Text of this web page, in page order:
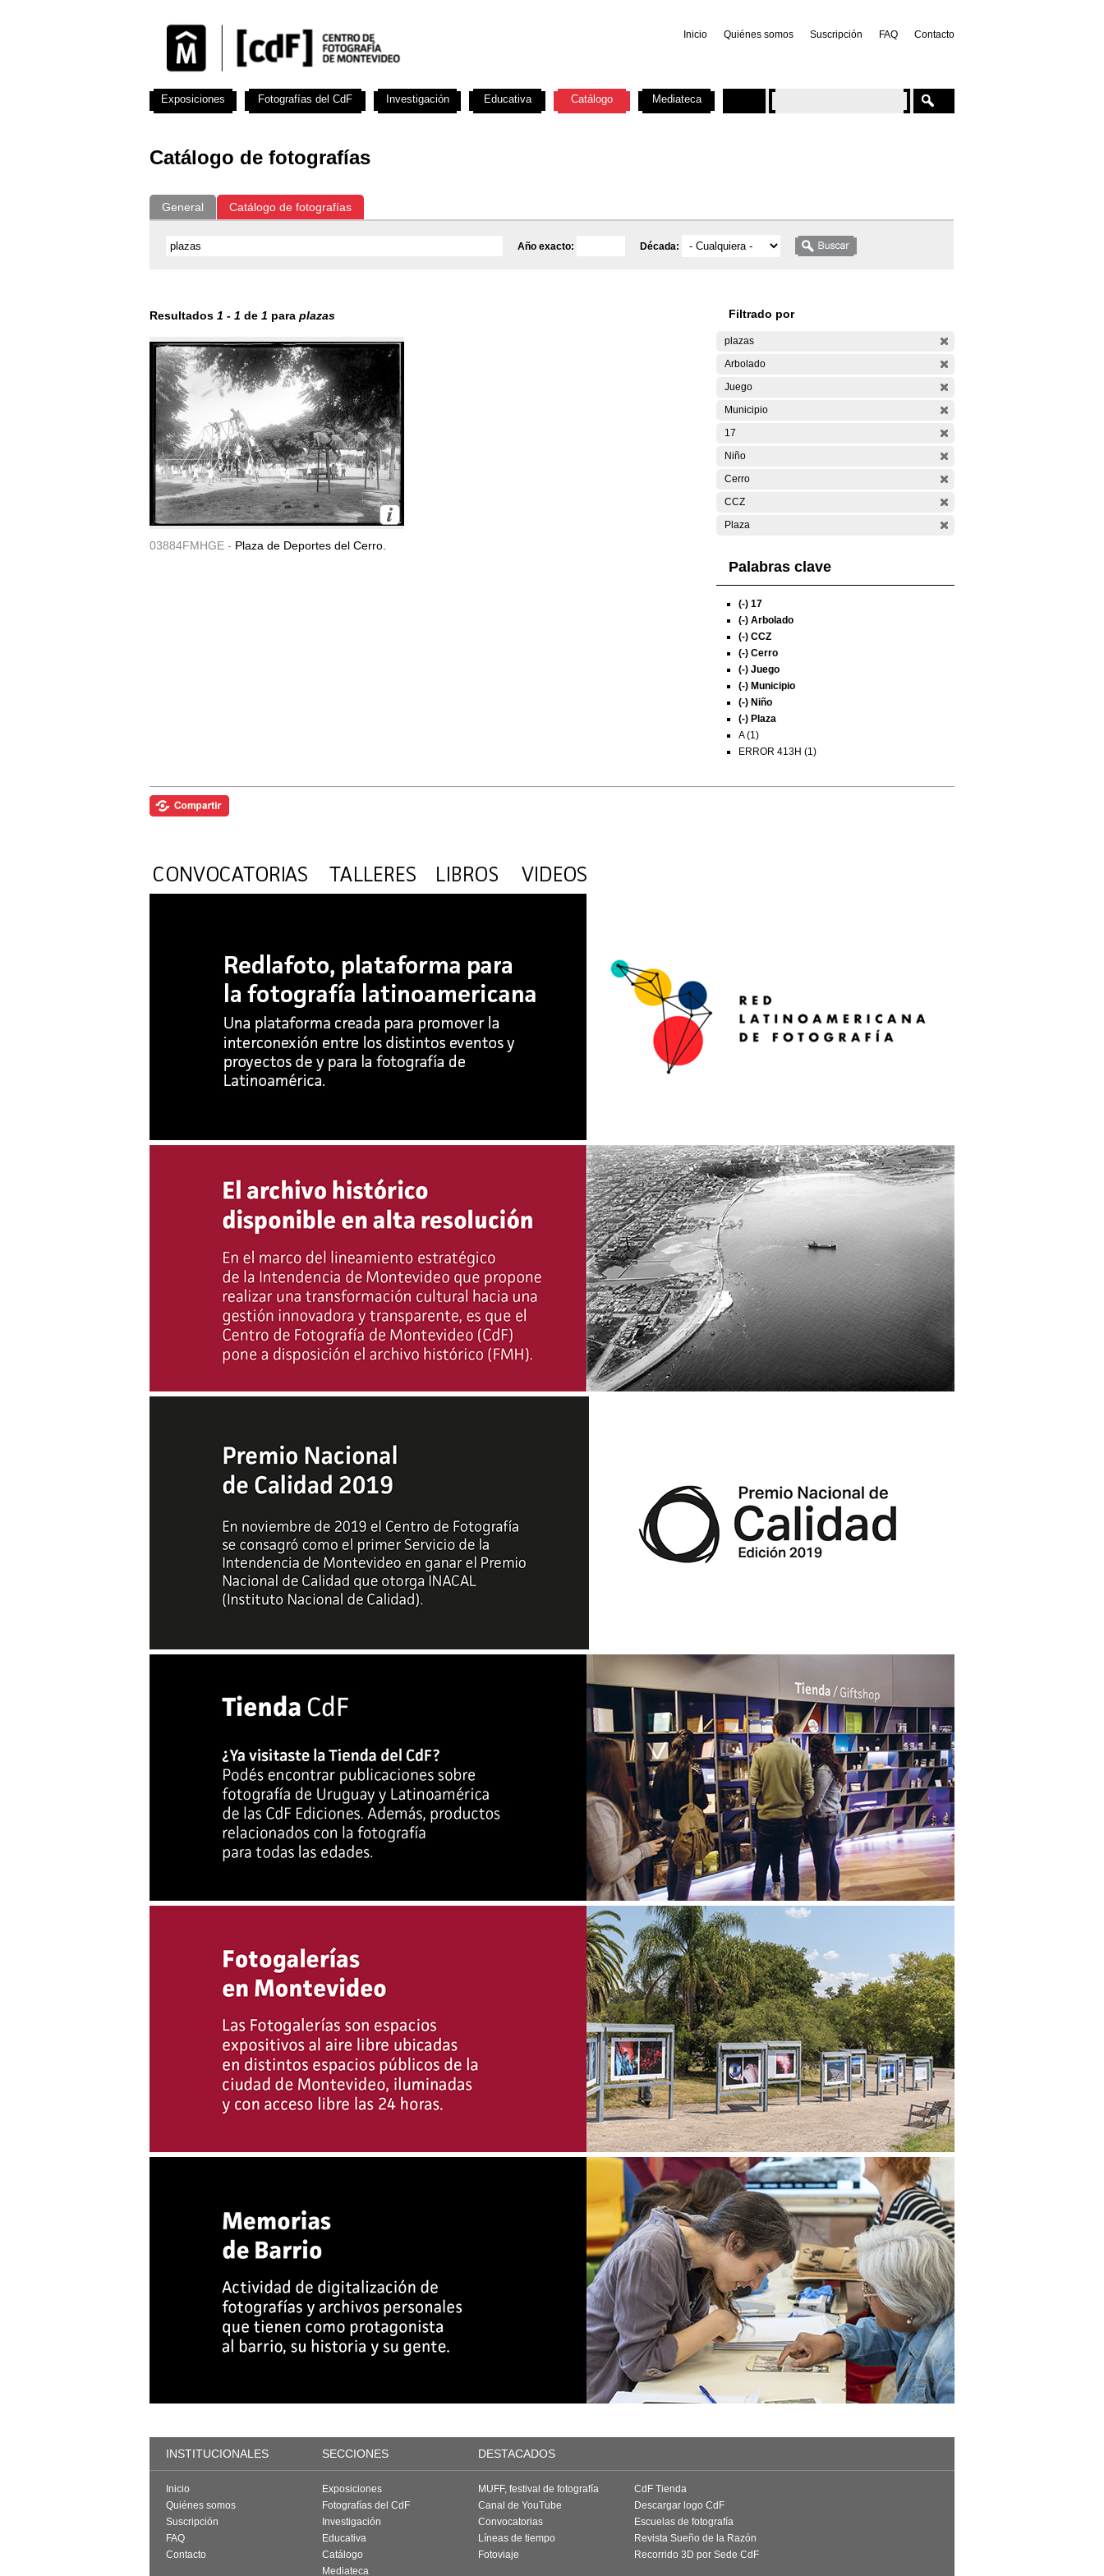
Inicio Quiénes somos Suscripción FAQ Contacto
Catálogo de fotografías
General Catálogo de fotografías
Año exacto: Década:
Resultados 1 - 1 de 1 para plazas
03884FMHGE - Plaza de Deportes del Cerro.
Filtrado por
plazas
Arbolado
Juego
Municipio
17
Niño
Cerro
CCZ
Plaza
Palabras clave
(-) 17
(-) Arbolado
(-) CCZ
(-) Cerro
(-) Juego
(-) Municipio
(-) Niño
(-) Plaza
A (1)
ERROR 413H (1)
Exposiciones Fotografías del CdF Investigación Educativa Catálogo Mediateca
INSTITUCIONALES SECCIONES DESTACADOS
Inicio
Quiénes somos
Suscripción
FAQ
Contacto
Exposiciones
Fotografías del CdF
Investigación
Educativa
Catálogo
Mediateca
MUFF, festival de fotografía
Canal de YouTube
Convocatorias
Líneas de tiempo
Fotoviaje
CdF Tienda
Descargar logo CdF
Escuelas de fotografía
Revista Sueño de la Razón
Recorrido 3D por Sede CdF